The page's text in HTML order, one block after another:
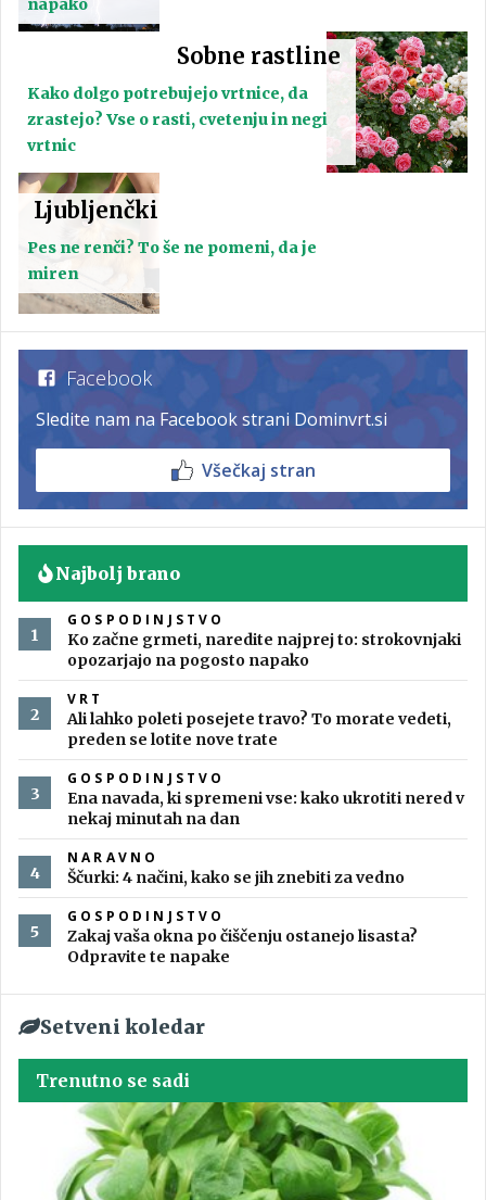
napako
Sobne rastline
Kako dolgo potrebujejo vrtnice, da
zrastejo? Vse o rasti, cvetenju in negi
vrtnic
Ljubljenčki
Pes ne renči? To še ne pomeni, da je
miren
Facebook
Sledite nam na Facebook strani Dominvrt.si
Všečkaj stran
Najbolj brano
GOSPODINJSTVO
Ko začne grmeti, naredite najprej to: strokovnjaki
opozarjajo na pogosto napako
VRT
Ali lahko poleti posejete travo? To morate vedeti,
preden se lotite nove trate
GOSPODINJSTVO
Ena navada, ki spremeni vse: kako ukrotiti nered v
nekaj minutah na dan
NARAVNO
Ščurki: 4 načini, kako se jih znebiti za vedno
GOSPODINJSTVO
Zakaj vaša okna po čiščenju ostanejo lisasta?
Odpravite te napake
Setveni koledar
Trenutno se sadi